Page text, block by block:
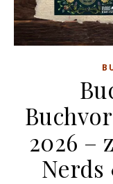
2026 –
Nerds